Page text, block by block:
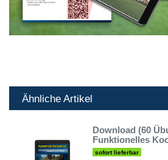
Ähnliche Artikel
Download (60
Funktionelles
sofort lieferbar